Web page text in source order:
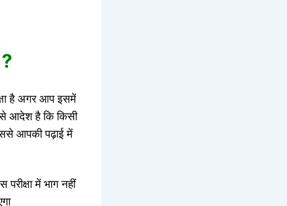
है अगर आप इसमें
से आदेश है कि किसी
आपकी पढ़ाई में
में भाग नहीं